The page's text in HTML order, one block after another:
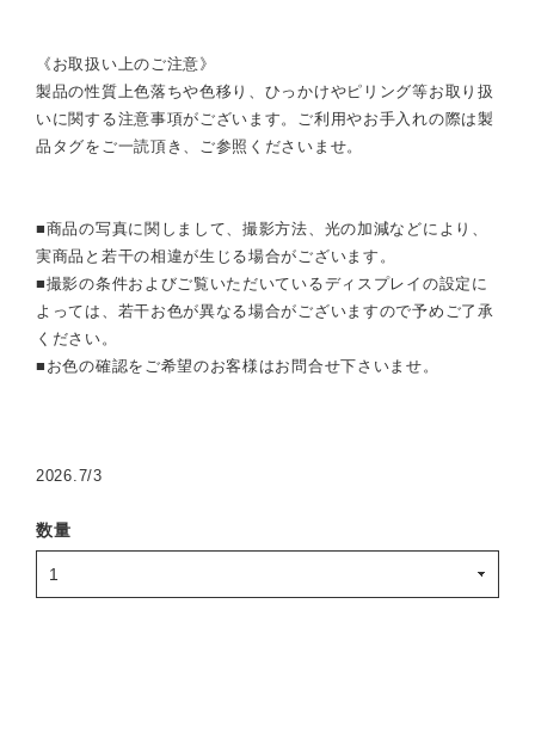
《お取扱い上のご注意》
製品の性質上色落ちや色移り、ひっかけやピリング等お取り扱
いに関する注意事項がございます。ご利用やお手入れの際は製
品タグをご一読頂き、ご参照くださいませ。
■商品の写真に関しまして、撮影方法、光の加減などにより、
実商品と若干の相違が生じる場合がございます。
■撮影の条件およびご覧いただいているディスプレイの設定に
よっては、若干お色が異なる場合がございますので予めご了承
ください。
■お色の確認をご希望のお客様はお問合せ下さいませ。
2026.7/3
数量